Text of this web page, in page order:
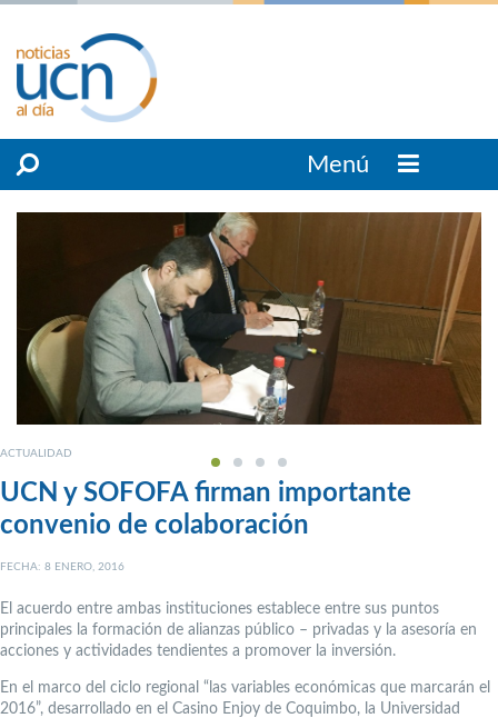
Menú
ACTUALIDAD
UCN y SOFOFA firman importante
convenio de colaboración
FECHA: 8 ENERO, 2016
El acuerdo entre ambas instituciones establece entre sus puntos
principales la formación de alianzas público – privadas y la asesoría en
acciones y actividades tendientes a promover la inversión.
En el marco del ciclo regional “las variables económicas que marcarán el
2016”, desarrollado en el Casino Enjoy de Coquimbo, la Universidad